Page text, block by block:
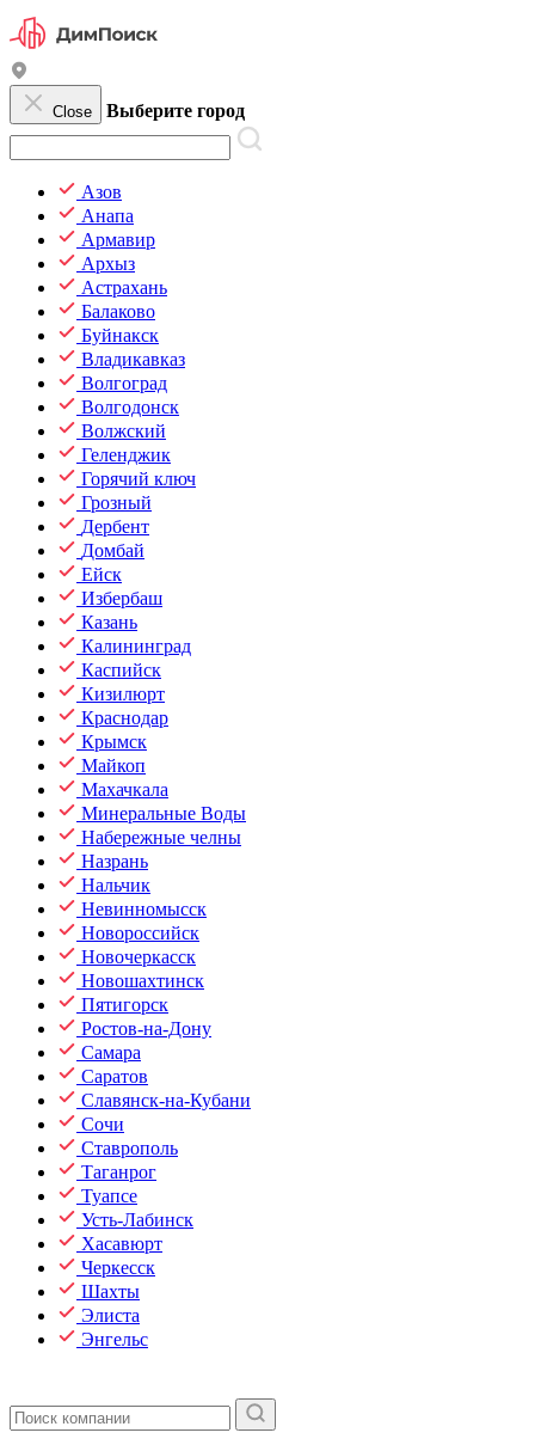
Close Выберите город
Азов
Анапа
Армавир
Архыз
Астрахань
Балаково
Буйнакск
Владикавказ
Волгоград
Волгодонск
Волжский
Геленджик
Горячий ключ
Грозный
Дербент
Домбай
Ейск
Избербаш
Казань
Калининград
Каспийск
Кизилюрт
Краснодар
Крымск
Майкоп
Махачкала
Минеральные Воды
Набережные челны
Назрань
Нальчик
Невинномысск
Новороссийск
Новочеркасск
Новошахтинск
Пятигорск
Ростов-на-Дону
Самара
Саратов
Славянск-на-Кубани
Сочи
Ставрополь
Таганрог
Туапсе
Усть-Лабинск
Хасавюрт
Черкесск
Шахты
Элиста
Энгельс